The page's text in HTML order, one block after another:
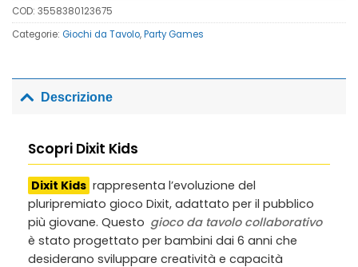
COD: 3558380123675
Categorie: Giochi da Tavolo,Party Games
Descrizione
Scopri Dixit Kids
Dixit Kids rappresenta l’evoluzione del
pluripremiato gioco Dixit, adattato per il pubblico
più giovane. Questo gioco da tavolo collaborativo
è stato progettato per bambini dai 6 anni che
desiderano sviluppare creatività e capacità